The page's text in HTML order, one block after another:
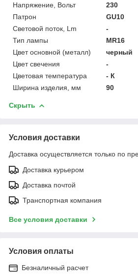
Напряжение, Вольт
230
Патрон
GU10
Световой поток, Lm
-
Тип лампы
MR16
Цвет основной (металл)
черный
Цвет свечения
-
Цветовая температура
- К
Ширина изделия, мм
90
Скрыть
Условия доставки
Доставка осуществляется только по
Доставка курьером
Доставка почтой
Транспортная компания
Все условия доставки
Условия оплаты
Безналичный расчет